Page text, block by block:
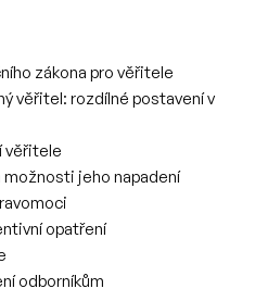
zákona pro věřitele
věřitel: rozdílné postavení v
věřitele
možnosti jeho napadení
opatření
odborníkům